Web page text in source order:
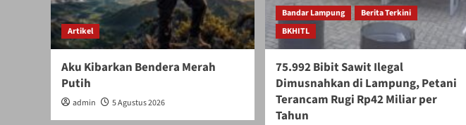
Artikel
Aku Kibarkan Bendera Merah
Putih
admin 5 Agustus 2026
Bandar Lampung
Berita Terkini
BKHITL
75.992 Bibit Sawit Ilegal
Dimusnahkan di Lampung, Petani
Terancam Rugi Rp42 Miliar per
Tahun